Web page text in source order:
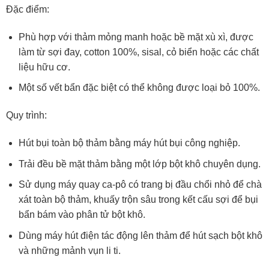
Đặc điểm:
Phù hợp với thảm mỏng manh hoặc bề mặt xù xì, được
làm từ sợi đay, cotton 100%, sisal, cỏ biển hoặc các chất
liệu hữu cơ.
Một số vết bẩn đặc biệt có thể không được loại bỏ 100%.
Quy trình:
Hút bụi toàn bộ thảm bằng máy hút bụi công nghiệp.
Trải đều bề mặt thảm bằng một lớp bột khô chuyên dụng.
Sử dụng máy quay ca-pô có trang bị đầu chổi nhỏ để chà
xát toàn bộ thảm, khuấy trộn sâu trong kết cấu sợi để bụi
bẩn bám vào phân tử bột khô.
Dùng máy hút điện tác động lên thảm để hút sạch bột khô
và những mảnh vụn li ti.